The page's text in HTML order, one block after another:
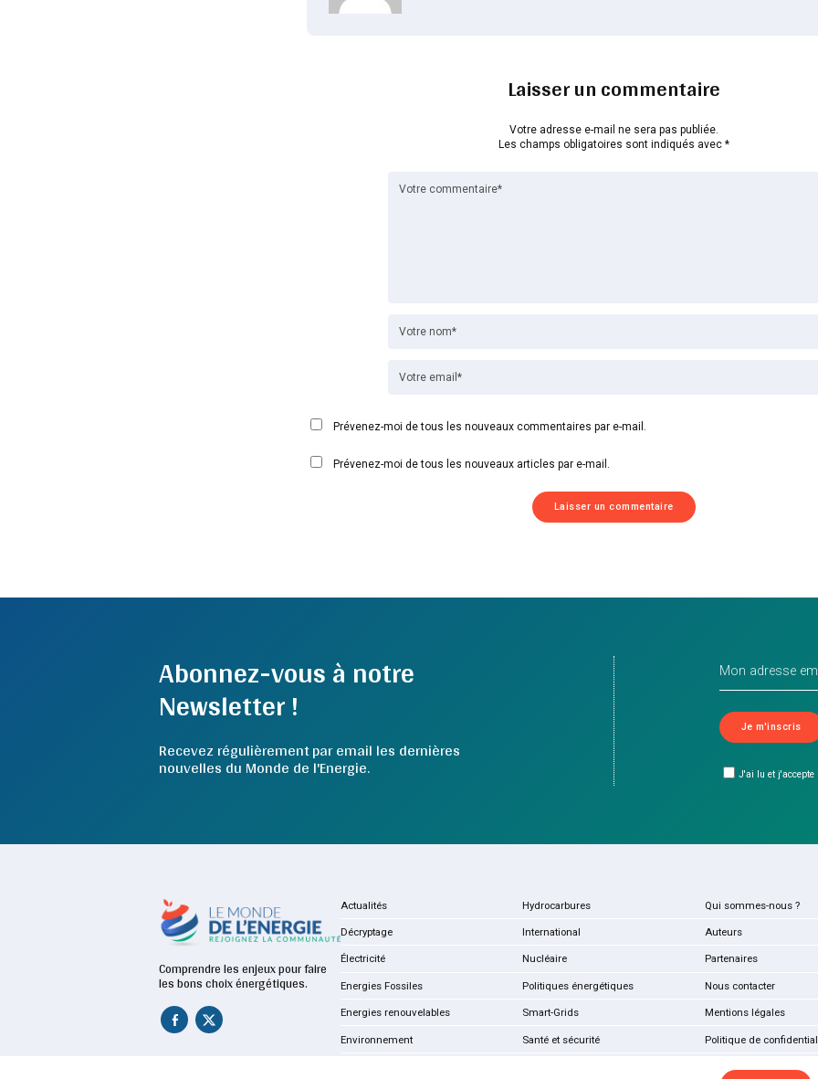
Laisser un commentaire
Votre adresse e-mail ne sera pas publiée.
Les champs obligatoires sont indiqués avec *
Prévenez-moi de tous les nouveaux commentaires par e-mail.
Prévenez-moi de tous les nouveaux articles par e-mail.
Abonnez-vous à notre
Newsletter !
Recevez régulièrement par email les dernières
nouvelles du Monde de l'Energie. J'ai lu et
Comprendre les enjeux pour faire
les bons choix énergétiques.
Actualités
Décryptage
Électricité
Energies Fossiles
Energies renouvelables
Environnement
Hydrocarbures
International
Nucléaire
Politiques énergétiques
Smart-Grids
Santé et sécurité
Qui sommes-nous ?
Auteurs
Partenaires
Nous contacter
Mentions légales
Politique de